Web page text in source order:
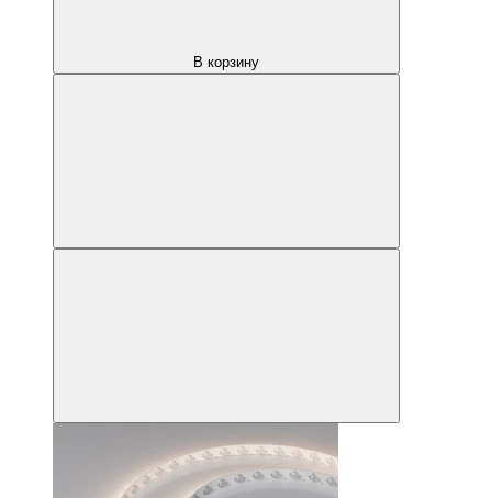
В корзину